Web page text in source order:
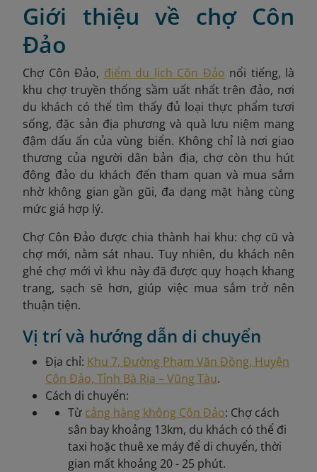
Giới thiệu về chợ Côn
Đảo
Chợ Côn Đảo, điểm du lịch Côn Đảo nổi tiếng, là
khu chợ truyền thống sầm uất nhất trên đảo, nơi
du khách có thể tìm thấy đủ loại thực phẩm tươi
sống, đặc sản địa phương và quà lưu niệm mang
đậm dấu ấn của vùng biển. Không chỉ là nơi giao
thương của người dân bản địa, chợ còn thu hút
đông đảo du khách đến tham quan và mua sắm
nhờ không gian gần gũi, đa dạng mặt hàng cùng
mức giá hợp lý.
Chợ Côn Đảo được chia thành hai khu: chợ cũ và
chợ mới, nằm sát nhau. Tuy nhiên, du khách nên
ghé chợ mới vì khu này đã được quy hoạch khang
trang, sạch sẽ hơn, giúp việc mua sắm trở nên
thuận tiện.
Vị trí và hướng dẫn di chuyển
Địa chỉ: Khu 7, Đường Phạm Văn Đồng, Huyện
Côn Đảo, Tỉnh Bà Rịa – Vũng Tàu.
Cách di chuyển:
Từ cảng hàng không Côn Đảo: Chợ cách
sân bay khoảng 13km, du khách có thể đi
taxi hoặc thuê xe máy để di chuyển, thời
gian mất khoảng 20 - 25 phút.